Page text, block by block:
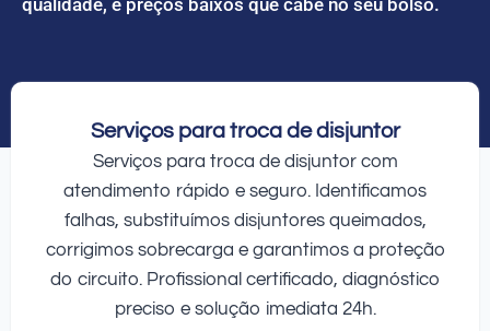
Serviços para troca de disjuntor
Serviços para troca de disjuntor com
atendimento rápido e seguro. Identificamos
falhas, substituímos disjuntores queimados,
corrigimos sobrecarga e garantimos a proteção
do circuito. Profissional certificado, diagnóstico
preciso e solução imediata 24h.